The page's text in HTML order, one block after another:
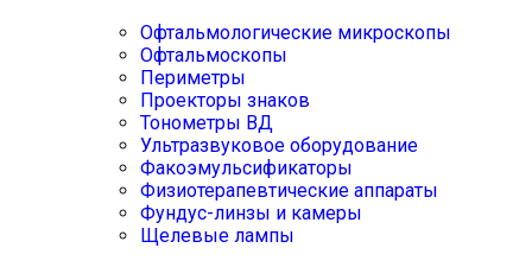
Офтальмологические микроскопы
Офтальмоскопы
Периметры
Проекторы знаков
Тонометры ВД
Ультразвуковое оборудование
Факоэмульсификаторы
Физиотерапевтические аппараты
Фундус-линзы и камеры
Щелевые лампы